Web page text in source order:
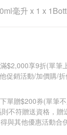
毫升 x 1 x
$2,000享9折(單筆
促銷活動/加價購/
單贈$200券(單筆
不符贈送資格，贈
與其他優惠活動合